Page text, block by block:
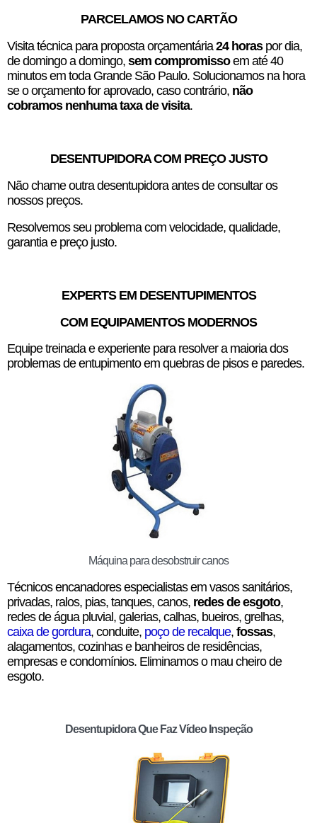
PARCELAMOS NO CARTÃO
Visita técnica para proposta orçamentária24 horaspor dia,
de domingo a domingo, sem compromissoem até 40
minutos em toda Grande São Paulo. Solucionamos na hora
se o orçamento for aprovado, caso contrário, não
cobramos nenhuma taxa de visita.
DESENTUPIDORA COM PREÇO JUSTO
Não chame outra desentupidora antes de consultar os
nossos preços.
Resolvemos seu problema com velocidade, qualidade,
garantia e preço justo.
EXPERTS EM DESENTUPIMENTOS
COM EQUIPAMENTOS MODERNOS
Equipe treinada e experiente para resolver a maioria dos
problemas de entupimento em quebras de pisos e paredes.
Máquina para desobstruir canos
Técnicos encanadores especialistas em vasos sanitários,
privadas, ralos, pias, tanques, canos, redes de esgoto,
redes de água pluvial, galerias, calhas, bueiros, grelhas,
caixa de gordura, conduite, poço de recalque, fossas,
alagamentos, cozinhas e banheiros de residências,
empresas e condomínios. Eliminamos o mau cheiro de
esgoto.
Desentupidora Que Faz Vídeo Inspeção